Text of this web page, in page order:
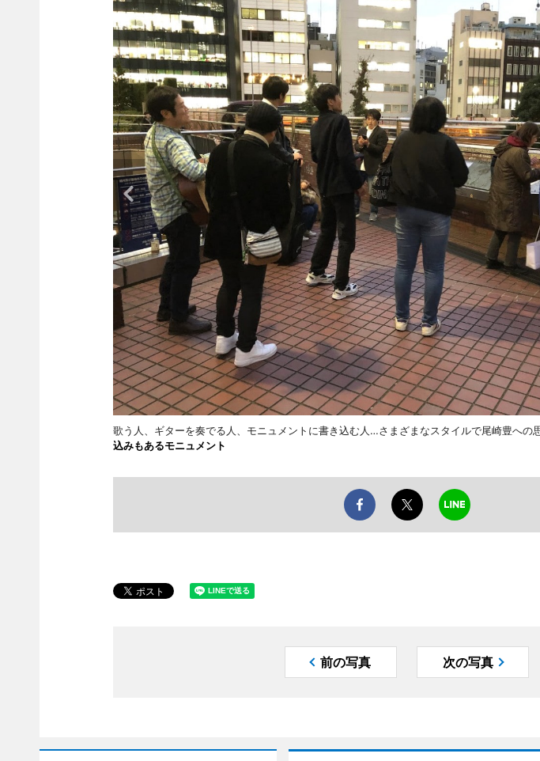
歌う人、ギターを奏でる人、モニュメントに書き込む人…さまざまなスタイルで尾崎豊へ
込みもあるモニュメント
前の写真 次の写真